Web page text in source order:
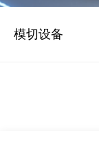
模切设备